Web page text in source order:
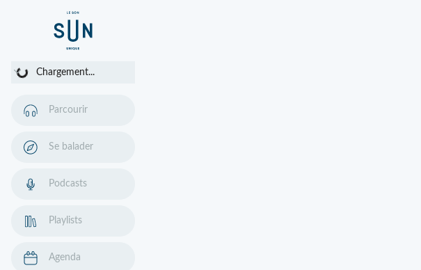
Chargement...
Chargement...
Parcourir
Se balader
Podcasts
Playlists
Agenda